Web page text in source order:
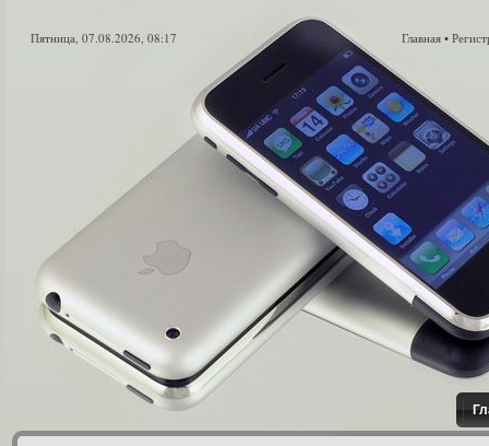
Пятница, 07.08.2026, 08:17 Главная •